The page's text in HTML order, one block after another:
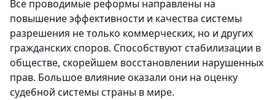
Все проводимые реформы направлены на
повышение эффективности и качества системы
разрешения не только коммерческих, но и других
гражданских споров. Способствуют стабилизации в
обществе, скорейшем восстановлении нарушенных
прав. Большое влияние оказали они на оценку
судебной системы страны в мире.